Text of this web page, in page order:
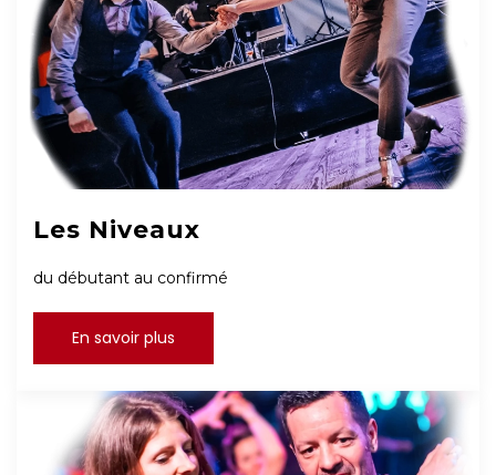
Les Niveaux
du débutant au confirmé
En savoir plus